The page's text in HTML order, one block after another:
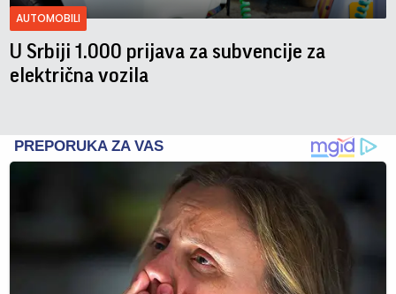
AUTOMOBILI
U Srbiji 1.000 prijava za subvencije za
električna vozila